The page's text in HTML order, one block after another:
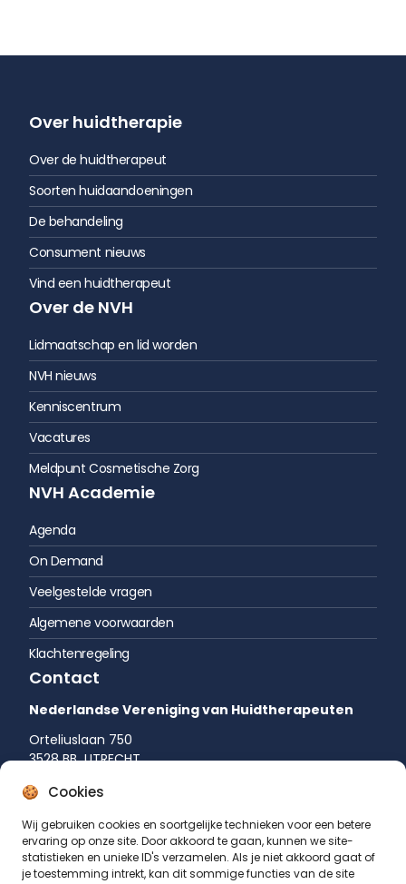
Cookies
Wij gebruiken cookies en soortgelijke technieken voor een betere
ervaring op onze site. Door akkoord te gaan, kunnen we site-
statistieken en unieke ID's verzamelen. Als je niet akkoord gaat of
je toestemming intrekt, kan dit sommige functies van de site
Over huidtherapie
Over de huidtherapeut
Soorten huidaandoeningen
De behandeling
Consument nieuws
Vind een huidtherapeut
Over de NVH
Lidmaatschap en lid worden
NVH nieuws
Kenniscentrum
Vacatures
Meldpunt Cosmetische Zorg
NVH Academie
Agenda
On Demand
Veelgestelde vragen
Algemene voorwaarden
Klachtenregeling
Contact
Nederlandse Vereniging van Huidtherapeuten
Orteliuslaan 750
3528 BB UTRECHT
035 542 75 52